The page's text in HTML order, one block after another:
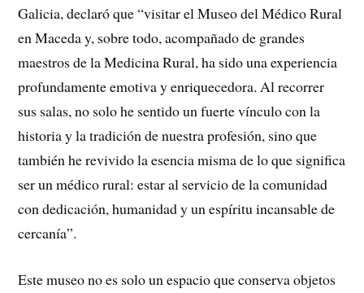
Galicia, declaró que “visitar el Museo del Médico Rural
en Maceda y, sobre todo, acompañado de grandes
maestros de la Medicina Rural, ha sido una experiencia
profundamente emotiva y enriquecedora. Al recorrer
sus salas, no solo he sentido un fuerte vínculo con la
historia y la tradición de nuestra profesión, sino que
también he revivido la esencia misma de lo que significa
ser un médico rural: estar al servicio de la comunidad
con dedicación, humanidad y un espíritu incansable de
cercanía”.
Este museo no es solo un espacio que conserva objetos